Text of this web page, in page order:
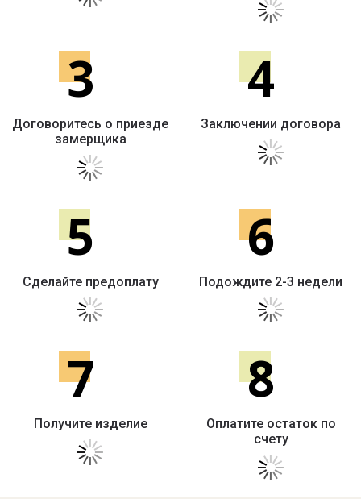
3
Договоритесь о приезде
замерщика
4
Заключении договора
5
Сделайте предоплату
6
Подождите 2-3 недели
7
Получите изделие
8
Оплатите остаток по
счету